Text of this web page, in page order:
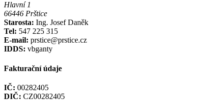
Hlavní 1
66446 Prštice
Starosta: Ing. Josef Daněk
Tel: 547 225 315
E-mail: prstice@prstice.cz
IDDS: vbganty
Fakturační údaje
IČ: 00282405
DIČ: CZ00282405